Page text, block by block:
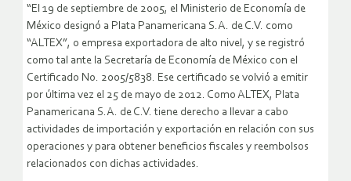
“El 19 de septiembre de 2005, el Ministerio de Economía de
México designó a Plata Panamericana S.A. de C.V. como
“ALTEX”, o empresa exportadora de alto nivel, y se registró
como tal ante la Secretaría de Economía de México con el
Certificado No. 2005/5838. Ese certificado se volvió a emitir
por última vez el 25 de mayo de 2012. Como ALTEX, Plata
Panamericana S.A. de C.V. tiene derecho a llevar a cabo
actividades de importación y exportación en relación con sus
operaciones y para obtener beneficios fiscales y reembolsos
relacionados con dichas actividades.